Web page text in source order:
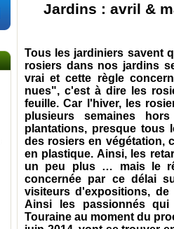
Jardins : avril &
Tous les jardiniers savent
rosiers dans nos jardins
vrai et cette règle
nues", c'est à dire les
feuille. Car l'hiver, les
plusieurs semaines
plantations, presque tous
des rosiers en végétation,
en plastique. Ainsi, les
un peu plus … mais le
concernée par ce délai
visiteurs d'expositions,
Ainsi les passionnés
Touraine au moment du